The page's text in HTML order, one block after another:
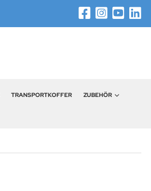
TRANSPORTKOFFER ZUBEHÖR